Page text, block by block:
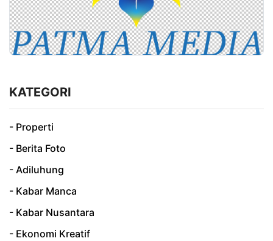
KATEGORI
- Properti
- Berita Foto
- Adiluhung
- Kabar Manca
- Kabar Nusantara
- Ekonomi Kreatif